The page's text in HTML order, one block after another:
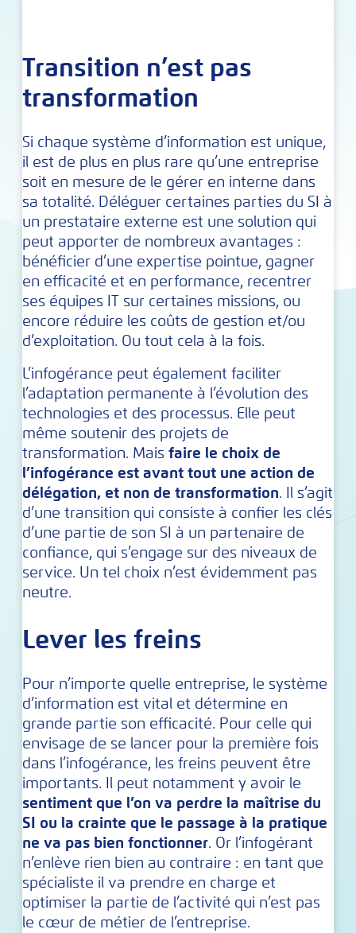
Transition n’est pas
transformation
Si chaque système d’information est unique,
il est de plus en plus rare qu’une entreprise
soit en mesure de le gérer en interne dans
sa totalité. Déléguer certaines parties du SI à
un prestataire externe est une solution qui
peut apporter de nombreux avantages :
bénéficier d’une expertise pointue, gagner
en efficacité et en performance, recentrer
ses équipes IT sur certaines missions, ou
encore réduire les coûts de gestion et/ou
d’exploitation. Ou tout cela à la fois.
L’infogérance peut également faciliter
l’adaptation permanente à l’évolution des
technologies et des processus. Elle peut
même soutenir des projets de
transformation. Mais faire le choix de
l’infogérance est avant tout une action de
délégation, et non de transformation. Il s’agit
d’une transition qui consiste à confier les clés
d’une partie de son SI à un partenaire de
confiance, qui s’engage sur des niveaux de
service. Un tel choix n’est évidemment pas
neutre.
Lever les freins
Pour n’importe quelle entreprise, le système
d’information est vital et détermine en
grande partie son efficacité. Pour celle qui
envisage de se lancer pour la première fois
dans l’infogérance, les freins peuvent être
importants. Il peut notamment y avoir le
sentiment que l’on va perdre la maîtrise du
SI ou la crainte que le passage à la pratique
ne va pas bien fonctionner. Or l’infogérant
n’enlève rien bien au contraire : en tant que
spécialiste il va prendre en charge et
optimiser la partie de l’activité qui n’est pas
le cœur de métier de l’entreprise.